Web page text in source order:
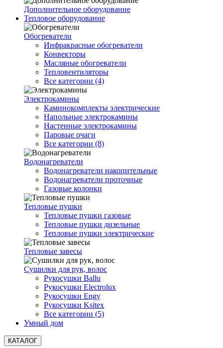
Дополнительное оборудование
Тепловое оборудование
Обогреватели
Инфракрасные обогреватели
Конвекторы
Масляные обогреватели
Тепловентиляторы
Все категории (4)
Электрокамины
Каминокомплекты электрические
Напольные электрокамины
Настенные электрокамины
Паровые очаги
Все категории (8)
Водонагреватели
Водонагреватели накопительные
Водонагреватели проточные
Газовые колонки
Тепловые пушки
Тепловые пушки газовые
Тепловые пушки дизельные
Тепловые пушки электрические
Тепловые завесы
Сушилки для рук, волоc
Рукосушки Ballu
Рукосушки Electrolux
Рукосушки Engy
Рукосушки Ksitex
Все категории (5)
Умный дом
КАТАЛОГ